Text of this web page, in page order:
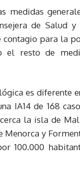
medidas
de Salud y
contagio para la
el resto de
es diferente
IA14 de 168
la isla de
Menorca y
100.000